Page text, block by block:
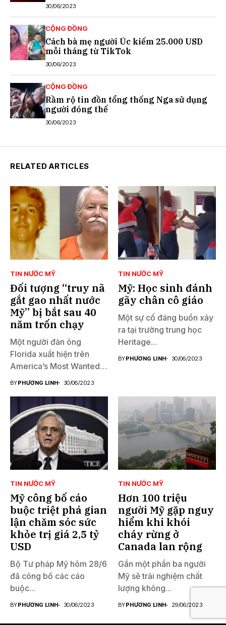
30/06/2023
CỘNG ĐỒNG
Cách bà mẹ người Úc kiếm 25.000 USD
mỗi tháng từ TikTok
30/06/2023
CỘNG ĐỒNG
Rầm rộ tin đồn tổng thống Nga sử dụng
người đóng thế
30/06/2023
RELATED ARTICLES
TIN NƯỚC MỸ
Đối tượng “truy nã
gắt gao nhất nước
Mỹ” bị bắt sau 40
năm trốn chạy
Một người đàn ông
Florida xuất hiện trên
America’s Most Wanted
BYPHƯƠNG LINH 30/06/2023
TIN NƯỚC MỸ
Mỹ: Học sinh đánh
gãy chân cô giáo
Một sự cố đáng buồn xảy
ra tại trường trung học
Heritage...
BYPHƯƠNG LINH 30/06/2023
TIN NƯỚC MỸ
Mỹ công bố cáo
buộc triệt phá gian
lận chăm sóc sức
khỏe trị giá 2,5 tỷ
USD
Bộ Tư pháp Mỹ hôm 28/6
đã công bố các cáo
buộc...
BYPHƯƠNG LINH 30/06/2023
TIN NƯỚC MỸ
Hơn 100 triệu
người Mỹ gặp nguy
hiểm khi khói
cháy rừng ở
Canada lan rộng
Gần một phần ba người
Mỹ sẽ trải nghiệm chất
lượng không...
BYPHƯƠNG LINH 29/06/2023